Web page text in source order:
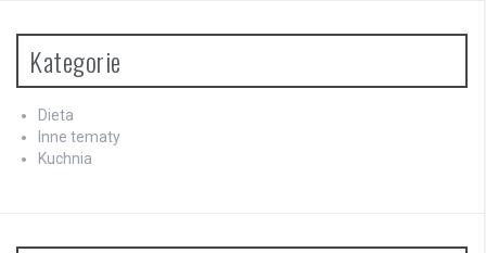
Kategorie
Dieta
Inne tematy
Kuchnia